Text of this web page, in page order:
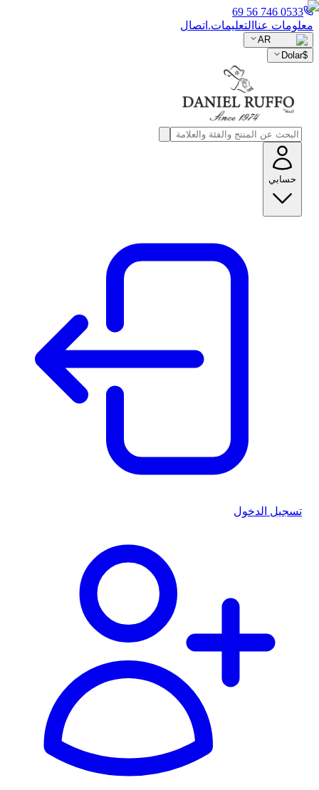
0533 746 56 69
معلومات عنا التعليمات. اتصال
AR
$
Dolar
حسابي
تسجيل الدخول